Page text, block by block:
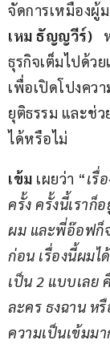
จัดการเหมืองผู้
เหม ธัญญวีร์)
ธุรกิจเต็มไปด้ว
เพื่อเปิดโปงคว
ยุติธรรม และช่
ได้หรือไม่
เข้ม เผยว่า “เรื่
ครั้ง ครั้งนี้เรา
ผม และพี่อ๊อฟก็
ก่อน เรื่องนี้ผมไ
เป็น 2 แบบเล
ละคร ธงฉาน ห
ความเป็นเข้มมา